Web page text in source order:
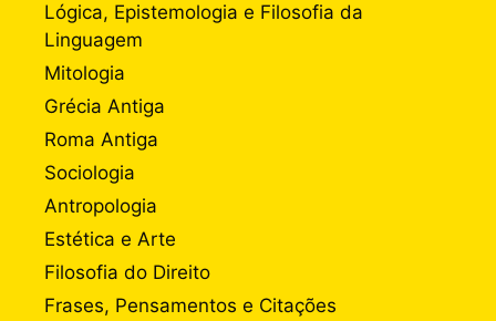
Lógica, Epistemologia e Filosofia da
Linguagem
Mitologia
Grécia Antiga
Roma Antiga
Sociologia
Antropologia
Estética e Arte
Filosofia do Direito
Frases, Pensamentos e Citações